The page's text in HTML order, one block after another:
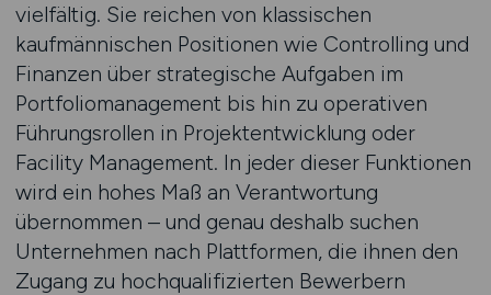
vielfältig. Sie reichen von klassischen
kaufmännischen Positionen wie Controlling und
Finanzen über strategische Aufgaben im
Portfoliomanagement bis hin zu operativen
Führungsrollen in Projektentwicklung oder
Facility Management. In jeder dieser Funktionen
wird ein hohes Maß an Verantwortung
übernommen – und genau deshalb suchen
Unternehmen nach Plattformen, die ihnen den
Zugang zu hochqualifizierten Bewerbern